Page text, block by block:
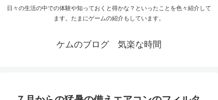
日々の生活の中での体験や知っておくと得かな？といったことを色々紹介して
ます。たまにゲームの紹介もしています。
ケムのブログ 気楽な時間